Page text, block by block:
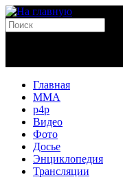
Главная
MMA
p4p
Видео
Фото
Досье
Энциклопедия
Трансляции